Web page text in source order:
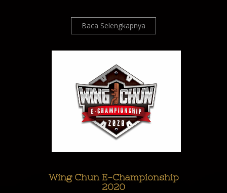
Baca Selengkapnya
Wing Chun E-Championship
2020